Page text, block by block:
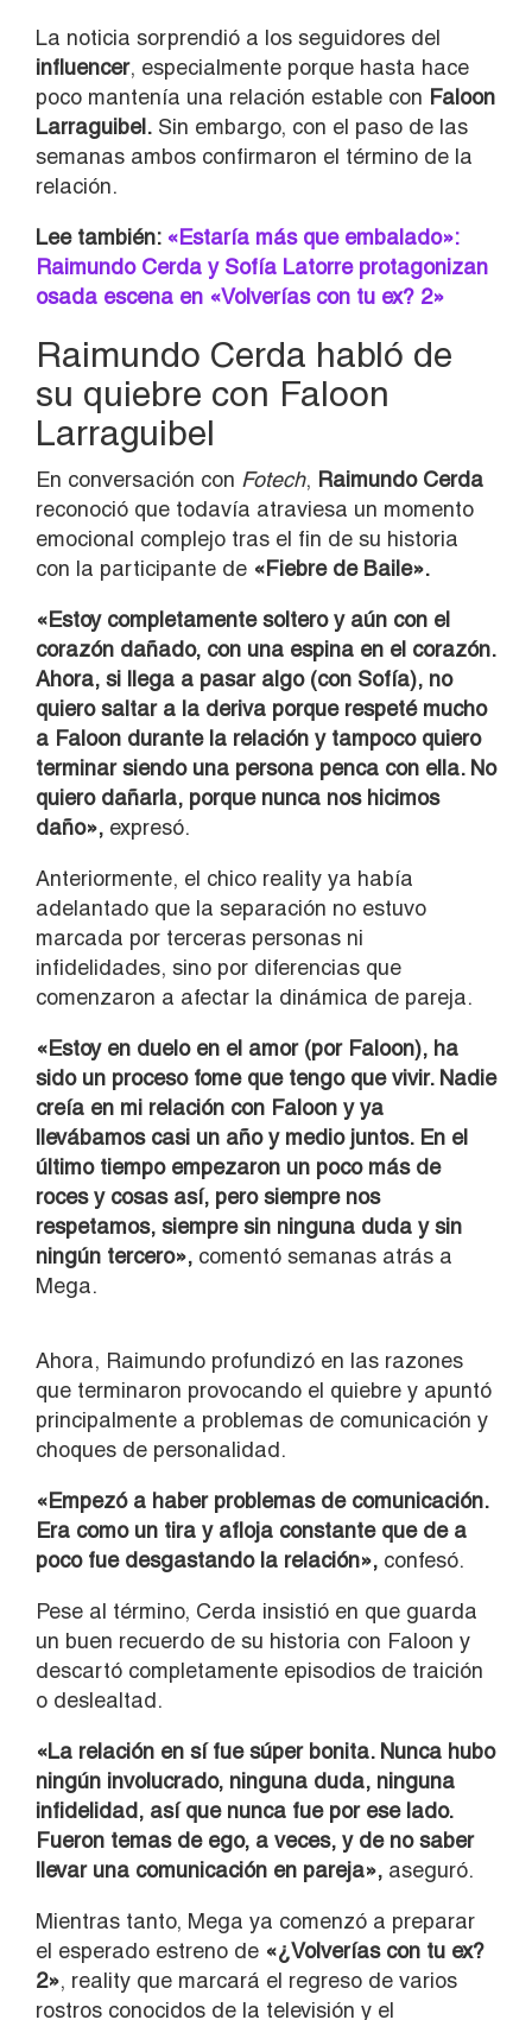
La noticia sorprendió a los seguidores del
influencer, especialmente porque hasta hace
poco mantenía una relación estable con Faloon
Larraguibel. Sin embargo, con el paso de las
semanas ambos confirmaron el término de la
relación.
Lee también: «Estaría más que embalado»:
Raimundo Cerda y Sofía Latorre protagonizan
osada escena en «Volverías con tu ex? 2»
Raimundo Cerda habló de
su quiebre con Faloon
Larraguibel
En conversación con Fotech, Raimundo Cerda
reconoció que todavía atraviesa un momento
emocional complejo tras el fin de su historia
con la participante de «Fiebre de Baile».
«Estoy completamente soltero y aún con el
corazón dañado, con una espina en el corazón.
Ahora, si llega a pasar algo (con Sofía), no
quiero saltar a la deriva porque respeté mucho
a Faloon durante la relación y tampoco quiero
terminar siendo una persona penca con ella. No
quiero dañarla, porque nunca nos hicimos
daño», expresó.
Anteriormente, el chico reality ya había
adelantado que la separación no estuvo
marcada por terceras personas ni
infidelidades, sino por diferencias que
comenzaron a afectar la dinámica de pareja.
«Estoy en duelo en el amor (por Faloon), ha
sido un proceso fome que tengo que vivir. Nadie
creía en mi relación con Faloon y ya
llevábamos casi un año y medio juntos. En el
último tiempo empezaron un poco más de
roces y cosas así, pero siempre nos
respetamos, siempre sin ninguna duda y sin
ningún tercero», comentó semanas atrás a
Mega.
Ahora, Raimundo profundizó en las razones
que terminaron provocando el quiebre y apuntó
principalmente a problemas de comunicación y
choques de personalidad.
«Empezó a haber problemas de comunicación.
Era como un tira y afloja constante que de a
poco fue desgastando la relación», confesó.
Pese al término, Cerda insistió en que guarda
un buen recuerdo de su historia con Faloon y
descartó completamente episodios de traición
o deslealtad.
«La relación en sí fue súper bonita. Nunca hubo
ningún involucrado, ninguna duda, ninguna
infidelidad, así que nunca fue por ese lado.
Fueron temas de ego, a veces, y de no saber
llevar una comunicación en pareja», aseguró.
Mientras tanto, Mega ya comenzó a preparar
el esperado estreno de «¿Volverías con tu ex?
2», reality que marcará el regreso de varios
rostros conocidos de la televisión y el